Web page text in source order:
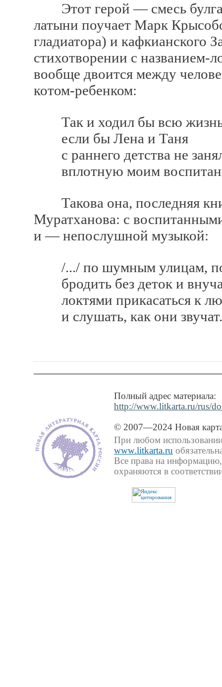
Этот герой — смесь
латыни поучает Марк
гладиатора) и кафкианского
стихотворении с названием-
вообще двоится между
котом-ребенком:
Так и ходил бы всю жизнь,
если бы Лена и Таня
с раннего детства не
вплотную моим
Такова она, последняя
Муратханова: с
и — непослушной музыкой:
/.../ по шумным улицам,
бродить без деток и
локтями прикасаться к
и слушать, как они звучат.
Полный адрес материала:
http://www.litkarta.ru/rus/
© 2007—2024 Новая
При любом использовании
www.litkarta.ru
Все права на
охраняются в